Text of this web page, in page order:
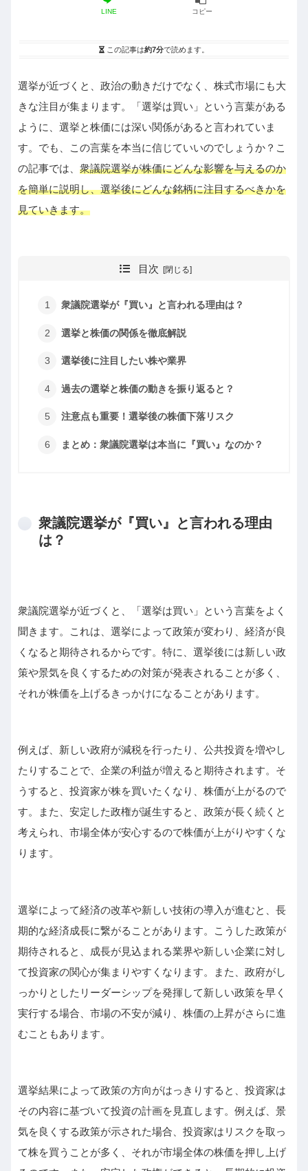
LINE コピー
この記事は約7分で読めます。
選挙が近づくと、政治の動きだけでなく、株式市場にも大
きな注目が集まります。「選挙は買い」という言葉がある
ように、選挙と株価には深い関係があると言われていま
す。でも、この言葉を本当に信じていいのでしょうか？こ
の記事では、 衆議院選挙が株価にどんな影響を与えるのか
を簡単に説明し、選挙後にどんな銘柄に注目するべきかを
見ていきます。
目次
衆議院選挙が『買い』と言われる理由は？
選挙と株価の関係を徹底解説
選挙後に注目したい株や業界
過去の選挙と株価の動きを振り返ると？
注意点も重要！選挙後の株価下落リスク
まとめ：衆議院選挙は本当に『買い』なのか？
衆議院選挙が『買い』と言われる理由
は？
衆議院選挙が近づくと、「選挙は買い」という言葉をよく
聞きます。これは、選挙によって政策が変わり、経済が良
くなると期待されるからです。特に、選挙後には新しい政
策や景気を良くするための対策が発表されることが多く、
それが株価を上げるきっかけになることがあります。
例えば、新しい政府が減税を行ったり、公共投資を増やし
たりすることで、企業の利益が増えると期待されます。そ
うすると、投資家が株を買いたくなり、株価が上がるので
す。また、安定した政権が誕生すると、政策が長く続くと
考えられ、市場全体が安心するので株価が上がりやすくな
ります。
選挙によって経済の改革や新しい技術の導入が進むと、長
期的な経済成長に繋がることがあります。こうした政策が
期待されると、成長が見込まれる業界や新しい企業に対し
て投資家の関心が集まりやすくなります。また、政府がし
っかりとしたリーダーシップを発揮して新しい政策を早く
実行する場合、市場の不安が減り、株価の上昇がさらに進
むこともあります。
選挙結果によって政策の方向がはっきりすると、投資家は
その内容に基づいて投資の計画を見直します。例えば、景
気を良くする政策が示された場合、投資家はリスクを取っ
て株を買うことが多く、それが市場全体の株価を押し上げ